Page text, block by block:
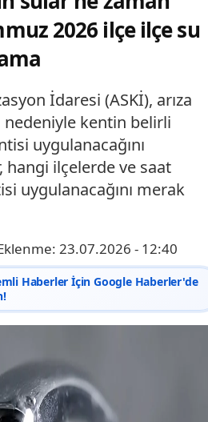
2026 ilçe ilçe su
İdaresi (ASKİ), arıza
nedeniyle kentin belirli
uygulanacağını
hangi ilçelerde ve saat
uygulanacağını merak
23.07.2026 - 12:40
Haberler İçin Google Haberler'de